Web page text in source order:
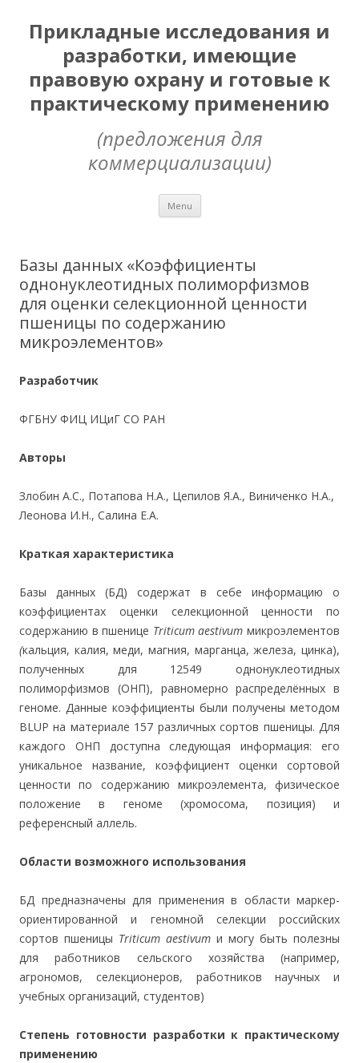
Прикладные исследования и
разработки, имеющие
правовую охрану и готовые к
практическому применению
(предложения для
коммерциализации)
Menu Skip
content
Базы данных «Коэффициенты
однонуклеотидных полиморфизмов
для оценки селекционной ценности
пшеницы по содержанию
микроэлементов»
Разработчик
ФГБНУ ФИЦ ИЦиГ СО РАН
Авторы
Злобин А.С., Потапова Н.А., Цепилов Я.А., Виниченко Н.А.,
Леонова И.Н., Салина Е.А.
Краткая характеристика
Базы данных (БД) содержат в себе информацию о
коэффициентах оценки селекционной ценности по
содержанию в пшенице Triticum aestivumмикроэлементов
(кальция, калия, меди, магния, марганца, железа, цинка),
полученных для 12549 однонуклеотидных
полиморфизмов (ОНП), равномерно распределённых в
геноме. Данные коэффициенты были получены методом
BLUP на материале 157 различных сортов пшеницы. Для
каждого ОНП доступна следующая информация: его
уникальное название, коэффициент оценки сортовой
ценности по содержанию микроэлемента, физическое
положение в геноме (хромосома, позиция) и
референсный аллель.
Области возможного использования
БД предназначены для применения в области маркер-
ориентированной и геномной селекции российских
сортов пшеницы Triticum aestivum и могу быть полезны
для работников сельского хозяйства (например,
агрономов, селекционеров, работников научных и
учебных организаций, студентов)
Степень готовности разработки к практическому
применению